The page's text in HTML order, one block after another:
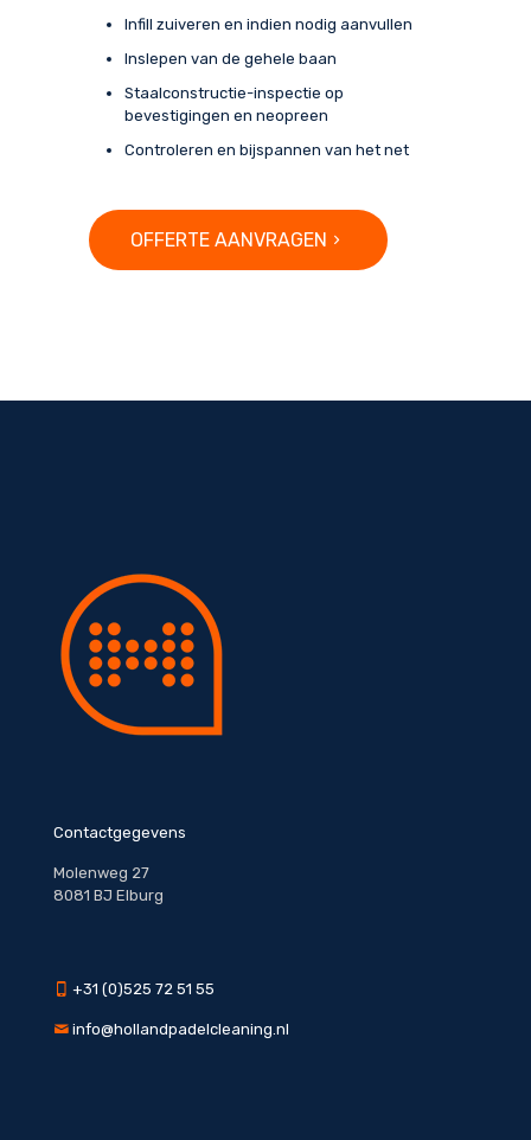
Infill zuiveren en indien nodig aanvullen
Inslepen van de gehele baan
Staalconstructie-inspectie op
bevestigingen en neopreen
Controleren en bijspannen van het net
OFFERTE AANVRAGEN
Contactgegevens
Molenweg 27
8081 BJ Elburg
+31 (0)525 72 51 55
info@hollandpadelcleaning.nl